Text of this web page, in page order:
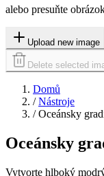
alebo presuňte
Upload new image
Delete selected
Domů
/ Nástroje
/ Oceánsky
Oceánsky
Vytvorte hlboký